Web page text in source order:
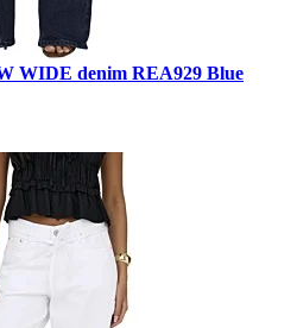
WIDE denim REA929 Blue